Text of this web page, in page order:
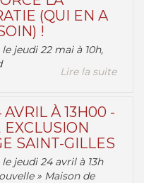
(QUI EN A
!
jeudi 22 mai à 10h,
Lire la suite
À 13H00 -
EXCLUSION
SAINT-GILLES
jeudi 24 avril à 13h
» Maison de